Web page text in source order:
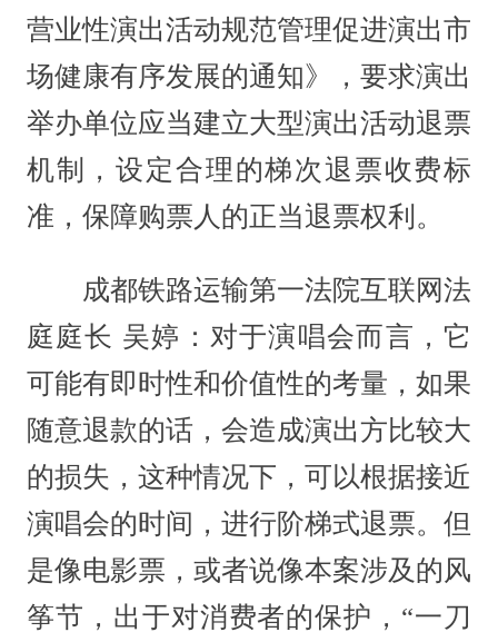
营业性演出活动规范管理促进演出市
场健康有序发展的通知》，要求演出
举办单位应当建立大型演出活动退票
机制，设定合理的梯次退票收费标
准，保障购票人的正当退票权利。
成都铁路运输第一法院互联网法
庭庭长 吴婷：对于演唱会而言，它
可能有即时性和价值性的考量，如果
随意退款的话，会造成演出方比较大
的损失，这种情况下，可以根据接近
演唱会的时间，进行阶梯式退票。但
是像电影票，或者说像本案涉及的风
筝节，出于对消费者的保护，“一刀